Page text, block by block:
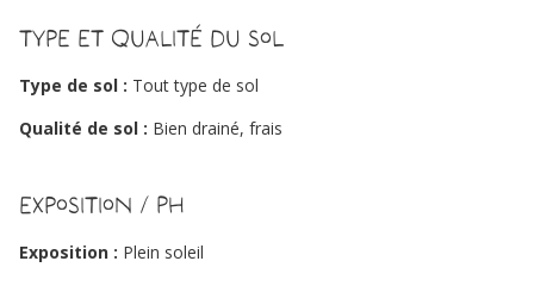
Type et qualité du sol
Type de sol : Tout type de sol
Qualité de sol : Bien drainé, frais
Exposition / PH
Exposition : Plein soleil